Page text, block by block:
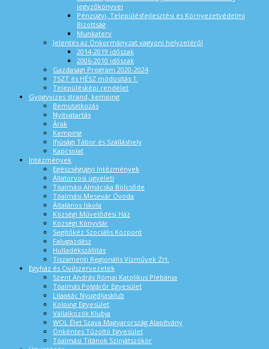
jegyzőkönyvei
Pénzügyi, Településfejlesztési és Környezetvédelmi
Bizottság
Munkaterv
Jelentés az Önkormányzat vagyoni helyzetéről
2014-2019 időszak
2006-2010 időszak
Gazdasági Program 2020-2024
TSZT és HÉSZ módosítás 1.
Településképi rendelet
Gyógyvizes strand, kemping
Bemutatkozás
Nyitvatartás
Árak
Kemping
Ifjúsági Tábor és Szálláshely
Kapcsolat
Intézmények
Egészségügyi Intézmények
Állatorvosi ügyeleti
Tóalmási Almácska Bölcsőde
Tóalmási Mesevár Óvoda
Általános Iskola
Községi Művelődési Ház
Községi Könyvtár
Segítőkéz Szociális Központ
Falugazdász
Hulladékszállítás
Tiszamenti Regionális Vízművek Zrt.
Egyház és Civilszervezetek
Szent András Római Katolikus Plébánia
Tóalmás Polgárőr Egyesület
Lilaakác Nyugdíjasklub
Kolping Egyesület
Vállalkozók Klubja
WOL Élet Szava Magyarország Alapítvány
Önkéntes Tűzoltó Egyesület
Tóalmási Titánok Színjátszókör